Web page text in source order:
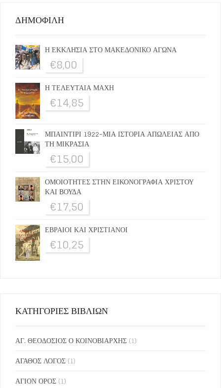
ΔΗΜΟΦΙΛΗ
Η ΕΚΚΛΗΣΙΑ ΣΤΟ ΜΑΚΕΔΟΝΙΚΟ ΑΓΩΝΑ
€8,00
Η ΤΕΛΕΥΤΑΙΑ ΜΑΧΗ
€14,85
ΜΠΑΙΝΤΙΡΙ 1922-ΜΙΑ ΙΣΤΟΡΙΑ ΑΠΩΛΕΙΑΣ ΑΠΟ
ΤΗ ΜΙΚΡΑΣΙΑ
€15,00
ΟΜΟΙΟΤΗΤΕΣ ΣΤΗΝ ΕΙΚΟΝΟΓΡΑΦΙΑ ΧΡΙΣΤΟΥ
ΚΑΙ ΒΟΥΔΑ
€17,50
ΕΒΡΑΙΟΙ ΚΑΙ ΧΡΙΣΤΙΑΝΟΙ
€10,25
ΚΑΤΗΓΟΡΙΕΣ ΒΙΒΛΙΩΝ
ΑΓ. ΘΕΟΔΟΣΙΟΣ Ο ΚΟΙΝΟΒΙΑΡΧΗΣ (1)
ΑΓΑΘΟΣ ΛΟΓΟΣ (1)
ΑΓΙΟΝ ΟΡΟΣ (1)